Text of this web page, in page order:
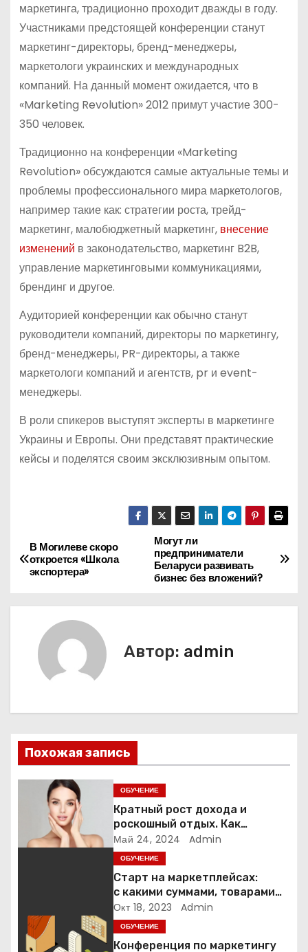
маркетинга, традиционно проходит дважды в году.
Участниками предстоящей конференции станут
маркетинг-директоры, бренд-менеджеры,
маркетологи украинских и международных
компаний. На данный момент ожидается, что в
«Marketing Revolution» 2012 примут участие 300-
350 человек.
Традиционно на конференции «Marketing
Revolution» обсуждаются самые актуальные темы и
проблемы профессионального мира маркетологов,
например такие как: стратегии роста, трейд-
маркетинг, малобюджетный маркетинг, внесение
изменений в законодательство, маркетинг B2B,
управление маркетинговыми коммуникациями,
брендинг и другое.
Аудиторией конференции как обычно станут
руководители компаний, директоры по маркетингу,
бренд-менеджеры, PR-директоры, а также
маркетологи компаний и агентств, pr и event-
менеджеры.
В роли спикеров выступят эксперты в маркетинге
Украины и Европы. Они представят практические
кейсы и поделятся своим эксклюзивным опытом.
Н
а
в
ц
и
я
о
п
Могут ли
предприниматели
Беларуси развивать
бизнес без вложений?
В Могилеве скоро
откроется «Школа
экспортера»
Автор: admin
Похожая запись
ОБУЧЕНИЕ
Кратный рост дохода и
роскошный отдых. Как
назначаемые специалисты
Янины Рыбаковой проводят
бьюти-рынок Беларуси?
Май 24, 2024 Admin
ОБУЧЕНИЕ
Старт на маркетплейсах:
с какими суммами, товарами
и на каких площадках
начинают селлеры
Окт 18, 2023 Admin
ОБУЧЕНИЕ
Конференция по маркетингу